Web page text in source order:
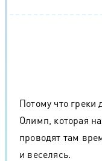
Потому что греки
Олимп, которая
проводят там
и веселясь.